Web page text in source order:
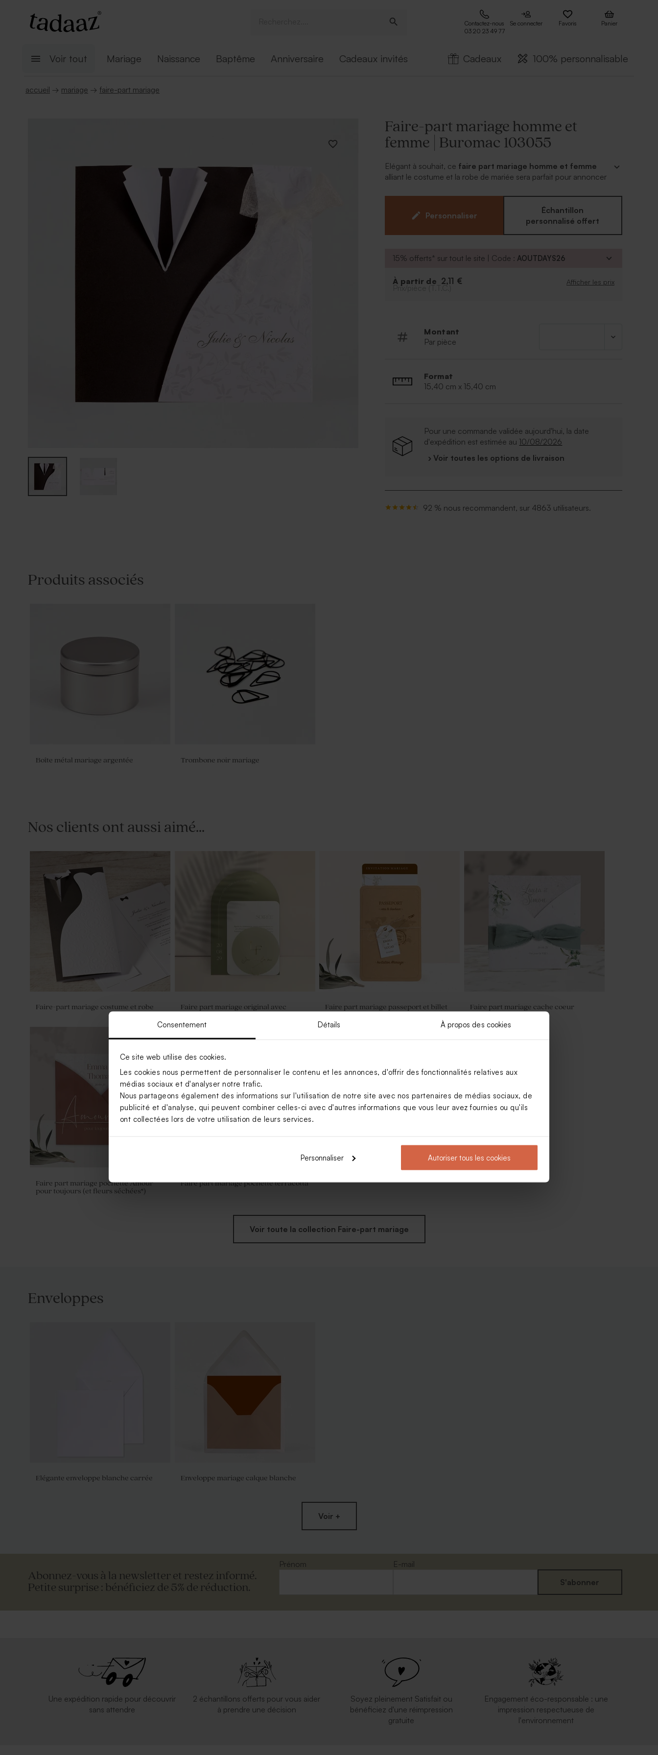
Consentement Détails À propos des cookies
Ce site web utilise des cookies.
Les cookies nous permettent de personnaliser le contenu et les annonces, d'offrir des fonctionnalités relatives aux
médias sociaux et d'analyser notre trafic.
Nous partageons également des informations sur l'utilisation de notre site avec nos partenaires de médias sociaux, de
publicité et d'analyse, qui peuvent combiner celles-ci avec d'autres informations que vous leur avez fournies ou qu'ils
ont collectées lors de votre utilisation de leurs services.
Personnaliser Autoriser tous les cookies
Contactez-nous
03 20 23 49 77
Se connecter Favoris Panier
Voir tout Mariage Naissance Baptême Anniversaire Cadeaux invités Cadeaux 100% personnalisable
accueil → mariage → faire-part mariage
Faire-part mariage homme et
femme | Buromac 103055
Elégant à souhait, ce faire part mariage homme et femme
alliant le costume et la robe de mariée sera parfait pour annoncer
un effet encore plus chic. Il ne vous reste plus qu'à choix ce faire
part mariage original et le personnaliser avec votre texte mariage.
Restez vous-mêmes pour la personnalisation de votre faire part
*Ce modèle est livré non monté.
Collection Papillons © - Réf. : 103.055
Personnaliser
Échantillon
personnalisé offert
15% offerts* sur tout le site | Code :AOUTDAYS26
À partir de 2,11 € Afficher les prix
Prix/pièce (T.T.C.)
Montant
Par pièce
Format
15,40 cm x 15,40 cm
Pour une commande validée aujourd'hui, la date
d'expédition est estimée au 10/08/2026
› Voir toutes les options de livraison
92 % nous recommandent, sur 4863 utilisateurs.
Produits associés
Boîte métal mariage argentée Trombone noir mariage
Nos clients ont aussi aimé...
Faire-part mariage costume et robe
Faire part mariage original avec
Faire part mariage passeport et billet
Faire part mariage cache coeur
Faire part mariage pochette Amour
pour toujours (et fleurs séchées*)
Faire part mariage pochette terracotta
Voir toute la collection Faire-part mariage
Enveloppes
Elégante enveloppe blanche carrée Enveloppe mariage calque blanche
Enveloppe carrée noire Enveloppe carrée mariage rouille Enveloppe mariage carrée eucalyptus Enveloppe blanche autocollante
Voir +
Abonnez-vous à la newsletter et restez informé.
Petite surprise : bénéficiez de 5% de réduction.
Prénom
E-mail
S'abonner
Une expédition rapide pour découvrir
sans attendre
2 échantillons offerts pour vous aider
à prendre une décision
Soyez pleinement Satisfait ou
bénéficiez d'une réimpression
gratuite
Engagement éco-responsable : une
impression respectueuse de
l'environnement